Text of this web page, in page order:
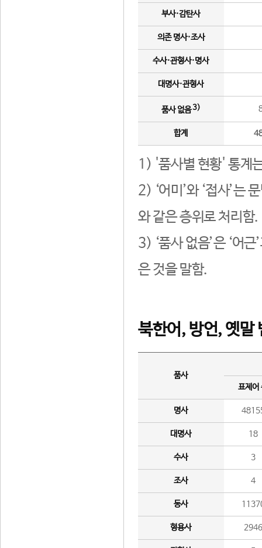
부사·감탄사
의존 명사·조사
수사·관형사·명사
대명사·관형사
품사 없음3)
합계
1) '품사별 현황' 통계
2) ‘어미’와 ‘접사’는
와 같은 층위로 처리함.
3) ‘품사 없음’은 ‘어
은 것을 말함.
북한어, 방언, 옛말
품사
표제어
명사
대명사 18
수사 3
조사 4
동사
형용사 2946